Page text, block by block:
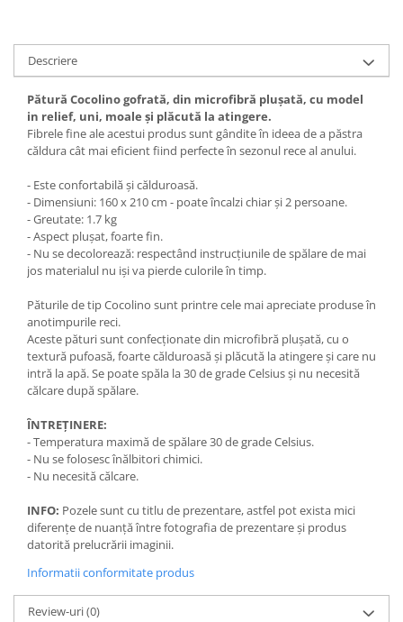
Descriere
Pătură Cocolino gofrată, din microfibră plușată, cu model
in relief, uni, moale și plăcută la atingere.
Fibrele fine ale acestui produs sunt gândite în ideea de a păstra
căldura cât mai eficient fiind perfecte în sezonul rece al anului.
- Este confortabilă și călduroasă.
- Dimensiuni: 160 x 210 cm - poate încalzi chiar și 2 persoane.
- Greutate: 1.7 kg
- Aspect plușat, foarte fin.
- Nu se decolorează: respectând instrucțiunile de spălare de mai
jos materialul nu iși va pierde culorile în timp.
Păturile de tip Cocolino sunt printre cele mai apreciate produse în
anotimpurile reci.
Aceste pături sunt confecționate din microfibră plușată, cu o
textură pufoasă, foarte călduroasă și plăcută la atingere și care nu
intră la apă. Se poate spăla la 30 de grade Celsius și nu necesită
călcare după spălare.
ÎNTREȚINERE:
- Temperatura maximă de spălare 30 de grade Celsius.
- Nu se folosesc înălbitori chimici.
- Nu necesită călcare.
INFO: Pozele sunt cu titlu de prezentare, astfel pot exista mici
diferențe de nuanță între fotografia de prezentare și produs
datorită prelucrării imaginii.
Informatii conformitate produs
Review-uri(0)